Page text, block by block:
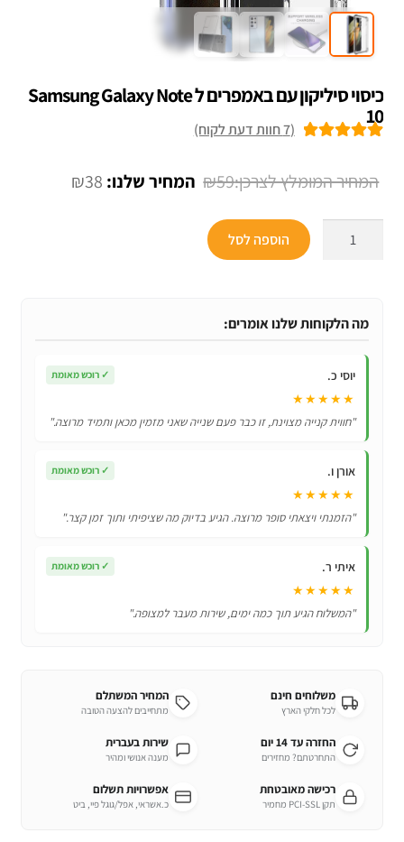
כיסוי סיליקון עם באמפרים ל Samsung Galaxy Note
10
לקוחות
(
7חוות דעת לקוח)
₪59
המחיר
₪38 המחיר
עם
Note
הוספה לסל
מה הלקוחות שלנו אומרים:
יוסי כ. ✓ רוכש מאומת
★★★★★
"חווית קנייה מצוינת, זו כבר פעם שנייה שאני מזמין מכאן ותמיד מרוצה."
אורן ו. ✓ רוכש מאומת
★★★★★
"הזמנתי ויצאתי סופר מרוצה. הגיע בדיוק מה שציפיתי ותוך זמן קצר."
איתי ר. ✓ רוכש מאומת
★★★★★
"המשלוח הגיע תוך כמה ימים, שירות מעבר למצופה."
משלוחים חינם
לכל חלקי הארץ
המחיר המשתלם
מתחייבים להצעה הטובה
החזרה עד 14 יום
התחרטתם? מחזירים
שירות בעברית
מענה אנושי ומהיר
רכישה מאובטחת
תקן PCI-SSL מחמיר
אפשרויות תשלום
כ.אשראי, אפל/גוגל פיי, ביט